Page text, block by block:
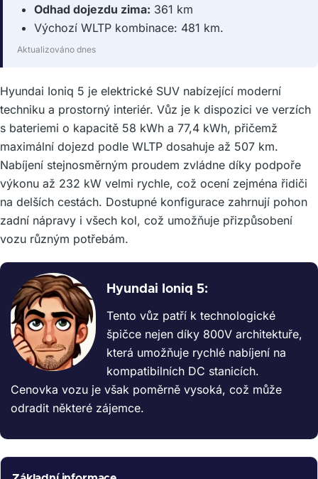
Odhad dojezdu zima: 361 km
Výchozí WLTP kombinace: 481 km.
Aktualizováno dnes
Hyundai Ioniq 5 je elektrické SUV nabízející moderní
techniku a prostorný interiér. Vůz je k dispozici ve verzích
s bateriemi o kapacitě 58 kWh a 77,4 kWh, přičemž
maximální dojezd podle WLTP dosahuje až 507 km.
Nabíjení stejnosměrným proudem zvládne díky podpoře
výkonu až 232 kW velmi rychle, což ocení zejména řidiči
na delších cestách. Dostupné konfigurace zahrnují pohon
zadní nápravy i všech kol, což umožňuje přizpůsobení
vozu různým potřebám.
Hyundai Ioniq 5:
Tento vůz patří k technologické
špičce nejen díky 800V architektuře,
která umožňuje rychlé nabíjení na
kompatibilních DC stanicích.
Cenovka vozu je však poměrně vysoká, což může
odradit některé zájemce.